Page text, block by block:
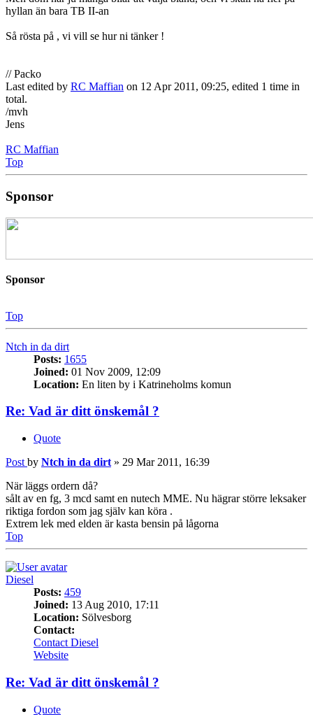
hyllan än bara TB II-an
Så rösta på , vi vill se hur ni tänker !
// Packo
Last edited by RC Maffian on 12 Apr 2011, 09:25, edited 1 time in
total.
/mvh
Jens
RC Maffian
Top
Sponsor
Sponsor
Top
Ntch in da dirt
Posts: 1655
Joined: 01 Nov 2009, 12:09
Location: En liten by i Katrineholms komun
Re: Vad är ditt önskemål ?
Quote
Post by Ntch in da dirt » 29 Mar 2011, 16:39
När läggs ordern då?
sålt av en fg, 3 mcd samt en nutech MME. Nu hägrar större leksaker
riktiga fordon som jag själv kan köra .
Extrem lek med elden är kasta bensin på lågorna
Top
Diesel
Posts: 459
Joined: 13 Aug 2010, 17:11
Location: Sölvesborg
Contact:
Contact Diesel
Website
Re: Vad är ditt önskemål ?
Quote